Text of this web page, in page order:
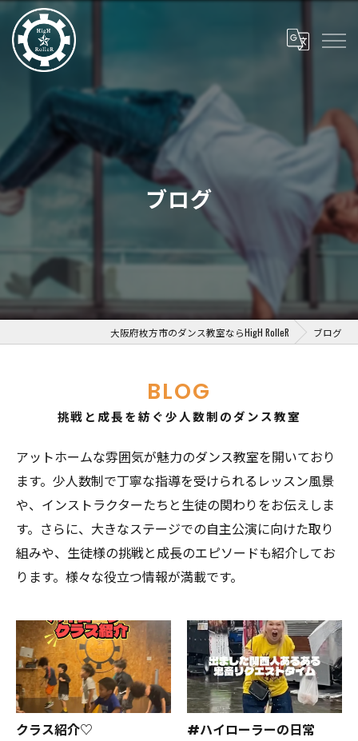
ブログ
大阪府枚方市のダンス教室ならHigH RolleR ブログ
BLOG
挑戦と成長を紡ぐ少人数制のダンス教室
アットホームな雰囲気が魅力のダンス教室を開いており
ます。少人数制で丁寧な指導を受けられるレッスン風景
や、インストラクターたちと生徒の関わりをお伝えしま
す。さらに、大きなステージでの自主公演に向けた取り
組みや、生徒様の挑戦と成長のエピソードも紹介してお
ります。様々な役立つ情報が満載です。
クラス紹介♡ #ハイローラーの日常